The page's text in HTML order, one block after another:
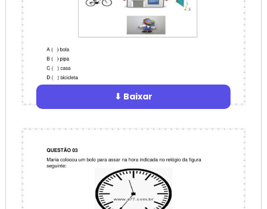
⬇ Baixar